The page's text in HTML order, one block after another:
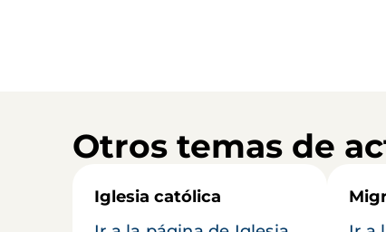
Otros temas de
Iglesia católica